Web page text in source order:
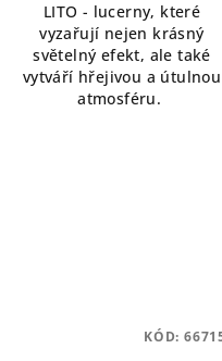
LITO - lucerny, které
vyzařují nejen krásný
světelný efekt, ale také
vytváří hřejivou a útulnou
atmosféru.
KÓD: